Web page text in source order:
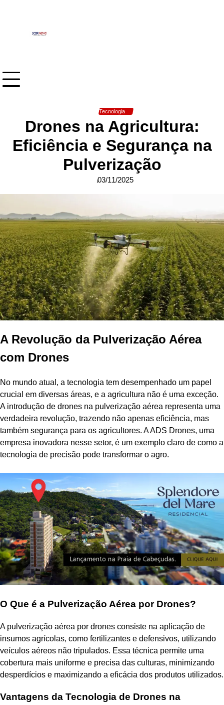
Tecnologia
Drones na Agricultura:
Eficiência e Segurança na
Pulverização
03/11/2025
A Revolução da Pulverização Aérea
com Drones
No mundo atual, a tecnologia tem desempenhado um papel
crucial em diversas áreas, e a agricultura não é uma exceção.
A introdução de drones na pulverização aérea representa uma
verdadeira revolução, trazendo não apenas eficiência, mas
também segurança para os agricultores. A ADS Drones, uma
empresa inovadora nesse setor, é um exemplo claro de como a
tecnologia de precisão pode transformar o agro.
O Que é a Pulverização Aérea por Drones?
A pulverização aérea por drones consiste na aplicação de
insumos agrícolas, como fertilizantes e defensivos, utilizando
veículos aéreos não tripulados. Essa técnica permite uma
cobertura mais uniforme e precisa das culturas, minimizando
desperdícios e maximizando a eficácia dos produtos utilizados.
Vantagens da Tecnologia de Drones na